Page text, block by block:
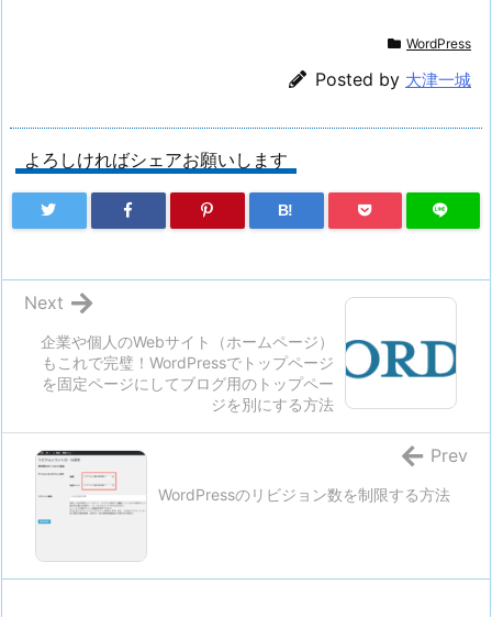
WordPress
Posted by 大津一城
よろしければシェアお願いします
B!
企業や個人のWebサイト（ホームページ）
もこれで完璧！WordPressでトップページ
を固定ページにしてブログ用のトップペー
ジを別にする方法
Next
WordPressのリビジョン数を制限する方法
Prev